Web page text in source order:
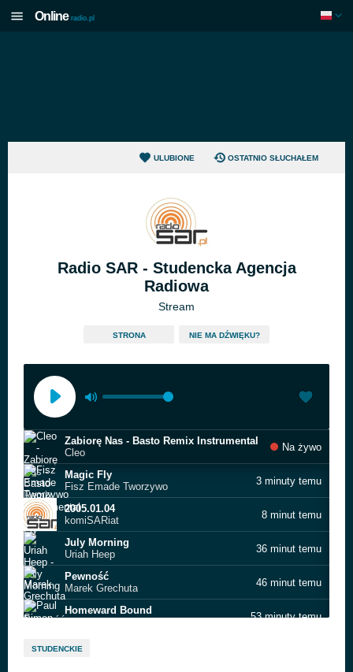
Online radio.pl
ULUBIONE OSTATNIO SŁUCHAŁEM
Radio SAR - Studencka Agencja
Radiowa
Stream
STRONA NIE MA DŹWIĘKU?
Zabiorę Nas - Basto Remix Instrumental
Cleo
Na żywo
Magic Fly
Fisz Emade Tworzywo
3 minuty temu
2005.01.04
komiSARiat
8 minut temu
July Morning
Uriah Heep
36 minut temu
Pewność
Marek Grechuta
46 minut temu
Homeward Bound
53 minuty temu
Bieg
STUDENCKIE